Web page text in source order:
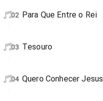
02 Para Que Entre o Rei
03 Tesouro
04 Quero Conhecer Jesus